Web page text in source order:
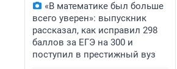
«В математике был больше
всего уверен»: выпускник
рассказал, как исправил 298
баллов за ЕГЭ на 300 и
поступил в престижный вуз